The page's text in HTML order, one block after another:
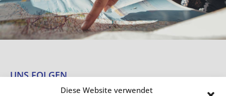
Diese Website verwendet
UNS FOLGEN